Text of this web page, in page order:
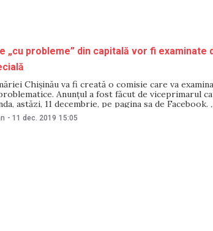
„cu probleme” din capitală vor fi examinate
Chișinău va fi creată o comisie care va examina
Anunțul a fost făcut de viceprimarul
astăzi, 11 decembrie, pe pagina sa de Facebook.
legea și atribuțiile de serviciu ca să depășim
haotice și
- 11 dec. 2019 15:05